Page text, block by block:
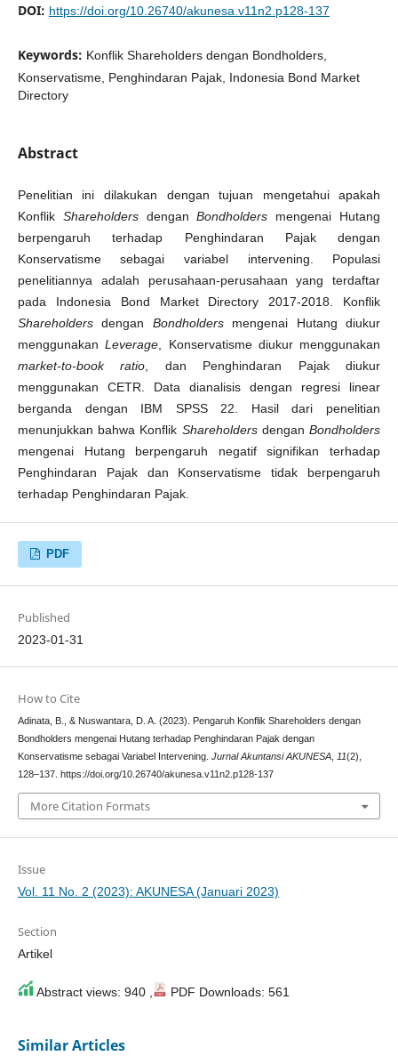
DOI: https://doi.org/10.26740/akunesa.v11n2.p128-137
Keywords: Konflik Shareholders dengan Bondholders,
Konservatisme, Penghindaran Pajak, Indonesia Bond Market
Directory
Abstract
Penelitian ini dilakukan dengan tujuan mengetahui apakah
Konflik ShareholdersdenganBondholders mengenai Hutang
berpengaruh terhadap Penghindaran Pajak dengan
Konservatisme sebagai variabel intervening. Populasi
penelitiannya adalah perusahaan-perusahaan yang terdaftar
pada Indonesia Bond Market Directory 2017-2018. Konflik
Shareholdersdengan Bondholdersmengenai Hutang diukur
menggunakanLeverage , Konservatisme diukur menggunakan
market-to-book ratio , dan Penghindaran Pajak diukur
menggunakan CETR. Data dianalisis dengan regresi linear
berganda dengan IBM SPSS 22. Hasil dari penelitian
menunjukkan bahwa Konflik ShareholdersdenganBondholders
mengenai Hutang berpengaruh negatif signifikan terhadap
Penghindaran Pajak dan Konservatisme tidak berpengaruh
terhadap Penghindaran Pajak.
PDF
Published
2023-01-31
How to Cite
Adinata, B., & Nuswantara, D. A. (2023). Pengaruh Konflik Shareholders dengan
Bondholders mengenai Hutang terhadap Penghindaran Pajak dengan
Konservatisme sebagai Variabel Intervening. Jurnal Akuntansi AKUNESA, 11(2),
128–137. https://doi.org/10.26740/akunesa.v11n2.p128-137
More Citation Formats
Issue
Vol. 11 No. 2 (2023): AKUNESA (Januari 2023)
Section
Artikel
Abstract views: 940 , PDF Downloads: 561
Similar Articles